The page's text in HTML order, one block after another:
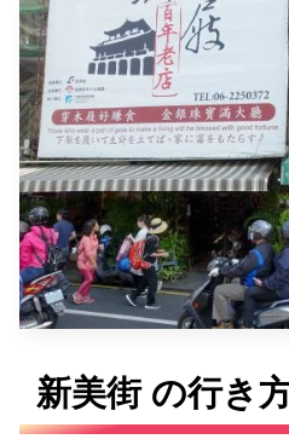
新美街 の行き